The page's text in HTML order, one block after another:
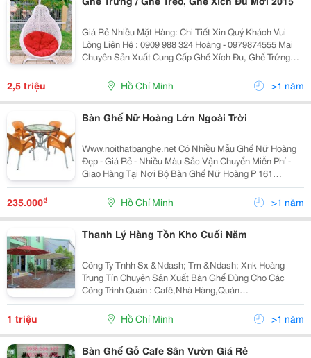
Giá Rẻ Nhiều Mặt Hàng: Chi Tiết Xin Quý Khách Vui
Lòng Liên Hệ : 0909 988 324 Hoàng - 0979874555 Mai
Chuyên Sản Xuất Cung Cấp Ghế Xích Đu, Ghế Trứng
Giả Mây, Ghế Trứng, Ghế Xích Đu, Ghế Giả Mây, Ghế
Nhựa Giả Mây, Xích Đu Sân Vườn, Bàn Ghế Café, Gh
2,5 triệu Hồ Chí Minh >1 năm
Bàn Ghế Nữ Hoàng Lớn Ngoài Trời
Www.noithatbanghe.net Có Nhiều Mẫu Ghế Nữ Hoàng
Đẹp - Giá Rẻ - Nhiều Màu Sắc Vận Chuyển Miễn Phí -
Giao Hàng Tại Nơi Bộ Bàn Ghế Nữ Hoàng P 161
=========≫ Giá Liên Hệ 0909988324 Bộ Bàn Ghế Nữ
Hoàng P 162 =========≫ Giá Liên Hệ 090
235.000₫ Hồ Chí Minh >1 năm
Thanh Lý Hàng Tồn Kho Cuối Năm
Công Ty Tnhh Sx &Ndash; Tm &Ndash; Xnk Hoàng
Trung Tín Chuyên Sản Xuất Bàn Ghế Dùng Cho Các
Công Trình Quán : Cafê,Nhà Hàng,Quán
Ăn,Bar,Resort&Hellip;Với Giá Cả Cạnh Tranh Của Nhà
Sản Xuất,Nhiều Mẫu Mã Đa Dạng,Bảo Hành 12
Tháng,Vận Chuyển Mi
1 triệu Hồ Chí Minh >1 năm
Bàn Ghế Gỗ Cafe Sân Vườn Giá Rẻ